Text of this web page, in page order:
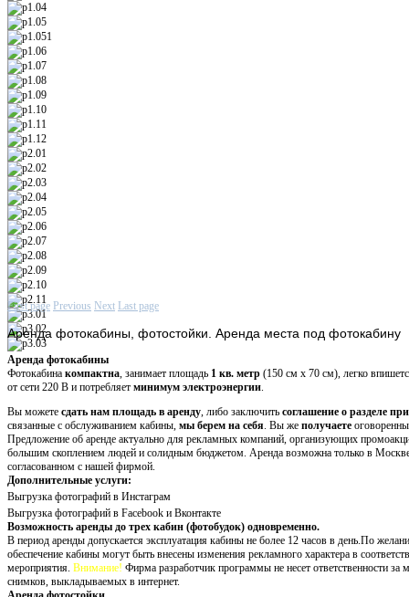
First page Previous Next Last page
Аренда фотокабины, фотостойки. Аренда места под фотокабину
Аренда фотокабины
Фотокабина компактна, занимает площадь 1 кв. метр (150 см х 70 см), легко
от сети 220 В и потребляет минимум электроэнергии.
Вы можете сдать нам площадь в аренду, либо заключить соглашение о разделе
связанные с обслуживанием кабины, мы берем на себя. Вы же получаете
Предложение об аренде актуально для рекламных компаний, организующих
большим скоплением людей и солидным бюджетом. Аренда возможна только в Москве
согласованном с нашей фирмой.
Дополнительные услуги:
Выгрузка фотографий в Инстаграм
Выгрузка фотографий в Facebook и Вконтакте
Возможность аренды до трех кабин (фотобудок) одновременно.
В период аренды допускается эксплуатация кабины не более 12 часов в день.По
обеспечение кабины могут быть внесены изменения рекламного характера в
мероприятия. Внимание! Фирма разработчик программы не несет ответственности за
снимков, выкладываемых в интернет.